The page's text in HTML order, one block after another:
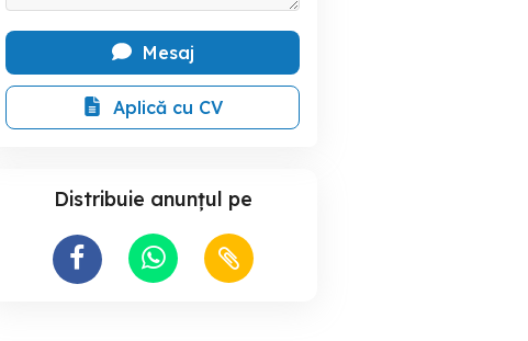
Mesaj
Aplică cu CV
Distribuie anunțul pe